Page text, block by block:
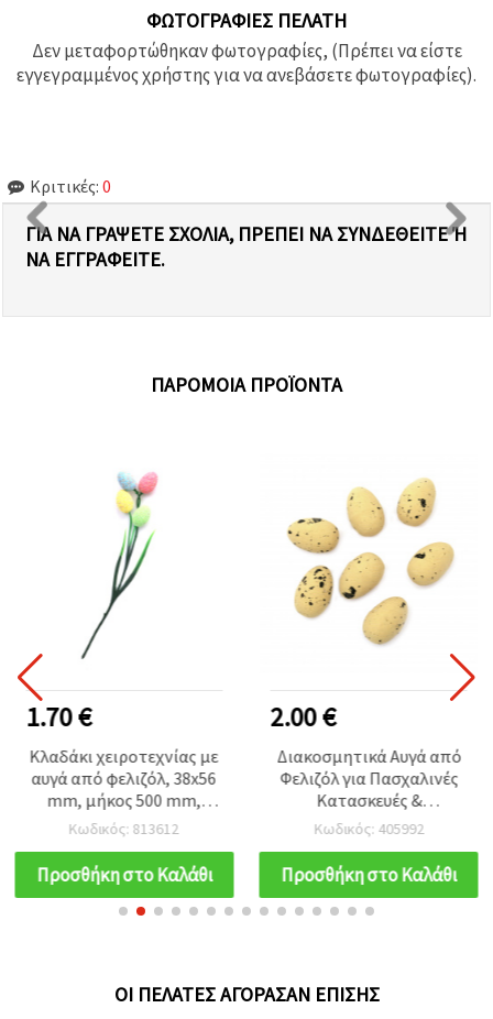
ΦΩΤΟΓΡΑΦΊΕΣ ΠΕΛΆΤΗ
Δεν μεταφορτώθηκαν φωτογραφίες, (Πρέπει να είστε
εγγεγραμμένος χρήστης για να ανεβάσετε φωτογραφίες).
Κριτικές: 0
ΓΙΑ ΝΑ ΓΡΆΨΕΤΕ ΣΧΌΛΙΑ, ΠΡΈΠΕΙ ΝΑ ΣΥΝΔΕΘΕΊΤΕ Ή Ν
Α ΕΓΓΡΑΦΕΊΤΕ.
ΠΑΡΌΜΟΙΑ ΠΡΟΪΌΝΤΑ
1.70 €
Κλαδάκι χειροτεχνίας με
αυγά από φελιζόλ, 38x56
mm, μήκος 500 mm,
ανάμικτα χρώματα - 4
τεμ.
Κωδικός: 813612
Προσθήκη στο Καλάθι
2.00 €
Διακοσμητικά Αυγά από
Φελιζόλ για Πασχαλινές
Κατασκευές &
Διακόσμηση / 30x20 mm /
Φυσικό - 36 τεμάχια
Κωδικός: 405992
Προσθήκη στο Καλάθι
ΟΙ ΠΕΛΆΤΕΣ ΑΓΌΡΑΣΑΝ ΕΠΊΣΗΣ